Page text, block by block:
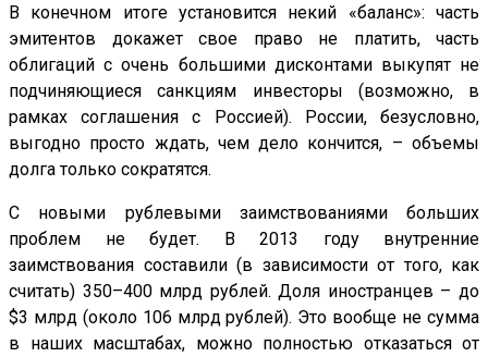
В конечном итоге установится некий «баланс»: часть
эмитентов докажет свое право не платить, часть
облигаций с очень большими дисконтами выкупят не
подчиняющиеся санкциям инвесторы (возможно, в
рамках соглашения с Россией). России, безусловно,
выгодно просто ждать, чем дело кончится, – объемы
долга только сократятся.
С новыми рублевыми заимствованиями больших
проблем не будет. В 2013 году внутренние
заимствования составили (в зависимости от того, как
считать) 350–400 млрд рублей. Доля иностранцев – до
$3 млрд (около 106 млрд рублей). Это вообще не сумма
в наших масштабах, можно полностью отказаться от